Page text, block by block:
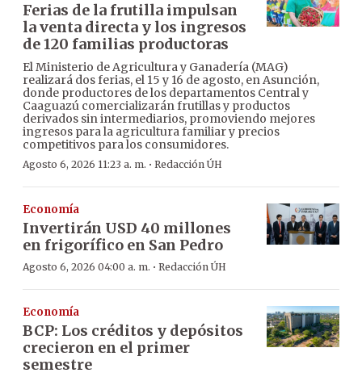
Ferias de la frutilla impulsan
la venta directa y los ingresos
de 120 familias productoras
El Ministerio de Agricultura y Ganadería (MAG)
realizará dos ferias, el 15 y 16 de agosto, en Asunción,
donde productores de los departamentos Central y
Caaguazú comercializarán frutillas y productos
derivados sin intermediarios, promoviendo mejores
ingresos para la agricultura familiar y precios
competitivos para los consumidores.
Agosto 6, 2026 11:23 a. m. · Redacción ÚH
Economía
Invertirán USD 40 millones
en frigorífico en San Pedro
Agosto 6, 2026 04:00 a. m. · Redacción ÚH
Economía
BCP: Los créditos y depósitos
crecieron en el primer
semestre